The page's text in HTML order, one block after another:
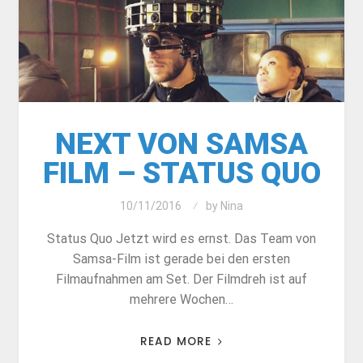
NEXT VON SAMSA
FILM – STATUS QUO
10/11/2016 by Nina
Status Quo Jetzt wird es ernst. Das Team von
Samsa-Film ist gerade bei den ersten
Filmaufnahmen am Set. Der Filmdreh ist auf
mehrere Wochen…
READ MORE